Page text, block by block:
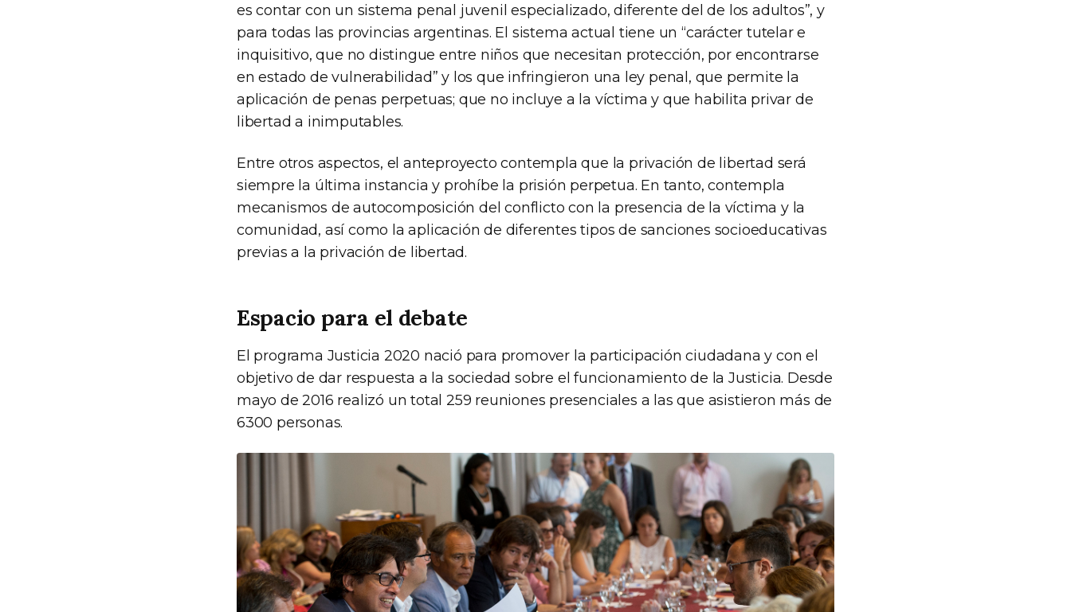
es contar con un sistema penal juvenil especializado, diferente del de los adultos”, y
para todas las provincias argentinas. El sistema actual tiene un “carácter tutelar e
inquisitivo, que no distingue entre niños que necesitan protección, por encontrarse
en estado de vulnerabilidad” y los que infringieron una ley penal, que permite la
aplicación de penas perpetuas; que no incluye a la víctima y que habilita privar de
libertad a inimputables.
Entre otros aspectos, el anteproyecto contempla que la privación de libertad será
siempre la última instancia y prohíbe la prisión perpetua. En tanto, contempla
mecanismos de autocomposición del conflicto con la presencia de la víctima y la
comunidad, así como la aplicación de diferentes tipos de sanciones socioeducativas
previas a la privación de libertad.
Espacio para el debate
El programa Justicia 2020 nació para promover la participación ciudadana y con el
objetivo de dar respuesta a la sociedad sobre el funcionamiento de la Justicia. Desde
mayo de 2016 realizó un total 259 reuniones presenciales a las que asistieron más de
6300 personas.